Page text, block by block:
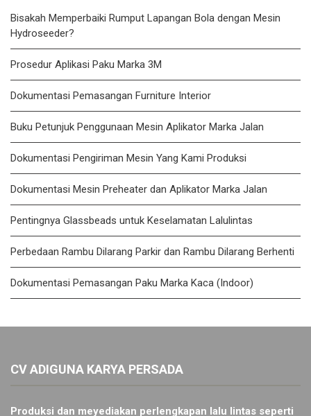
Bisakah Memperbaiki Rumput Lapangan Bola dengan Mesin
Hydroseeder?
Prosedur Aplikasi Paku Marka 3M
Dokumentasi Pemasangan Furniture Interior
Buku Petunjuk Penggunaan Mesin Aplikator Marka Jalan
Dokumentasi Pengiriman Mesin Yang Kami Produksi
Dokumentasi Mesin Preheater dan Aplikator Marka Jalan
Pentingnya Glassbeads untuk Keselamatan Lalulintas
Perbedaan Rambu Dilarang Parkir dan Rambu Dilarang Berhenti
Dokumentasi Pemasangan Paku Marka Kaca (Indoor)
CV ADIGUNA KARYA PERSADA
Produksi dan meyediakan perlengkapan lalu lintas seperti